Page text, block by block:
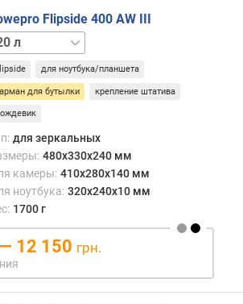
Flipside 400 AW III
л
для ноутбука/планшета
для бутылки крепление штатива
для зеркальных
480x330x240 мм
камеры: 410x280x140 мм
ноутбука: 320x240x10 мм
1700 г
12 150 грн.